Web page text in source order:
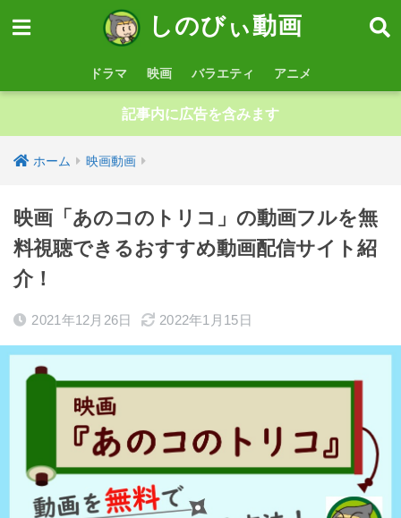
しのびぃ動画
ドラマ 映画 バラエティ アニメ
記事内に広告を含みます
ホーム 映画動画
映画「あのコのトリコ」の動画フルを無
料視聴できるおすすめ動画配信サイト紹
介！
2021年12月26日 2022年1月15日